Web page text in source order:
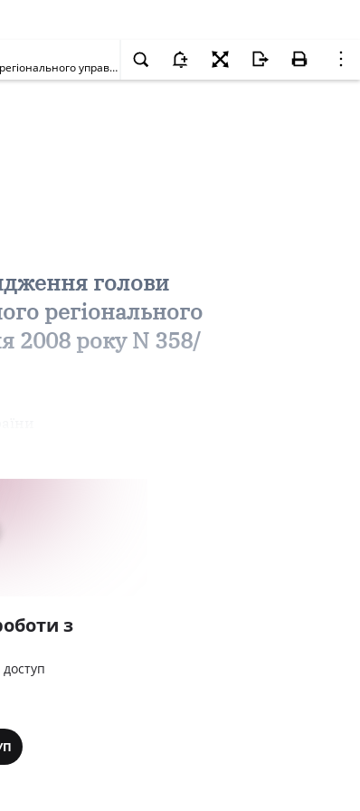
Про визнання таким, що втратило чинність, спільного розпорядження голови Одеської обласної державної адміністрації та начальника Південного регіонального управління Державної прикордонної служби України від 23 травня 2008 року N 358/А-2008-13
голови
регіонального
2008 року N 358/
з